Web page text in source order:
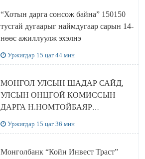
“Хотын дарга сонсож байна” 150150
тусгай дугаарыг наймдугаар сарын 14-
нөөс ажиллуулж эхэлнэ
Уржигдар 15 цаг 44 мин
МОНГОЛ УЛСЫН ШАДАР САЙД,
УЛСЫН ОНЦГОЙ КОМИССЫН
ДАРГА Н.НОМТОЙБАЯР
Уржигдар 15 цаг 36 мин
Монголбанк “Койн Инвест Траст”